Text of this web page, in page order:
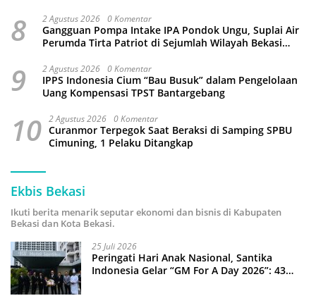
8 2 Agustus 2026 0 Komentar
Gangguan Pompa Intake IPA Pondok Ungu, Suplai Air
Perumda Tirta Patriot di Sejumlah Wilayah Bekasi
9 2 Agustus 2026 0 Komentar
IPPS Indonesia Cium “Bau Busuk” dalam Pengelolaan
Uang Kompensasi TPST Bantargebang
10 2 Agustus 2026 0 Komentar
Curanmor Terpegok Saat Beraksi di Samping SPBU
Cimuning, 1 Pelaku Ditangkap
Ekbis Bekasi
Ikuti berita menarik seputar ekonomi dan bisnis di Kabupaten
Bekasi dan Kota Bekasi.
25 Juli 2026
Peringati Hari Anak Nasional, Santika
Indonesia Gelar “GM For A Day 2026”: 43